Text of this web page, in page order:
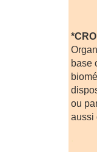
*CRO
base
ou
aussi